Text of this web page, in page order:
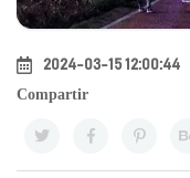
2024-03-15 12:00:44
Compartir